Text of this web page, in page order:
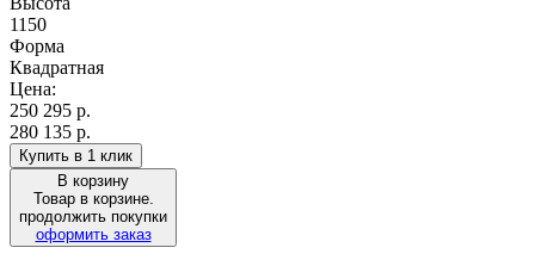
1150
Форма
Квадратная
Цена:
250 295 р.
280 135 р.
Купить в 1 клик
В корзину
Товар в корзине.
продолжить покупки
оформить заказ